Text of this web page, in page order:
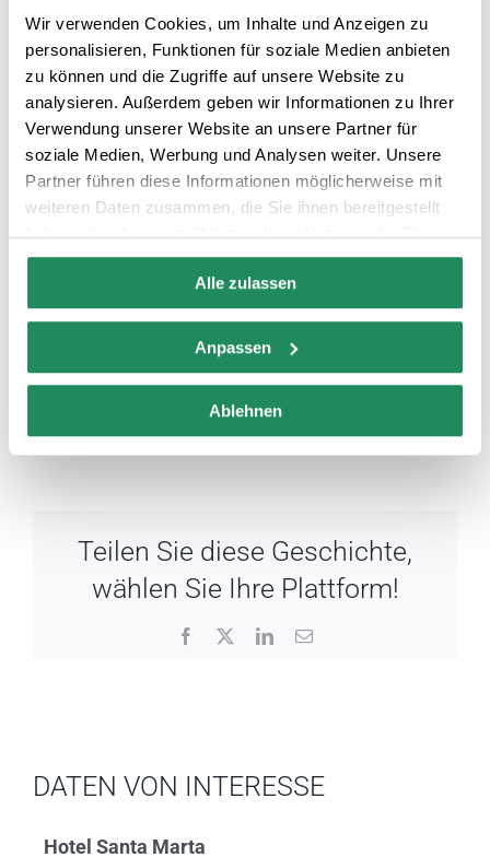
Wir verwenden Cookies, um Inhalte und Anzeigen zu
personalisieren, Funktionen für soziale Medien anbieten
zu können und die Zugriffe auf unsere Website zu
analysieren. Außerdem geben wir Informationen zu Ihrer
Verwendung unserer Website an unsere Partner für
soziale Medien, Werbung und Analysen weiter. Unsere
Partner führen diese Informationen möglicherweise mit
weiteren Daten zusammen, die Sie ihnen bereitgestellt
haben oder die sie im Rahmen Ihrer Nutzung der Dienste
gesammelt haben.
Alle zulassen
Anpassen
Ablehnen
Teilen Sie diese Geschichte,
wählen Sie Ihre Plattform!
Facebook LinkedInEmail
DATEN VON INTERESSE
Hotel Santa Marta